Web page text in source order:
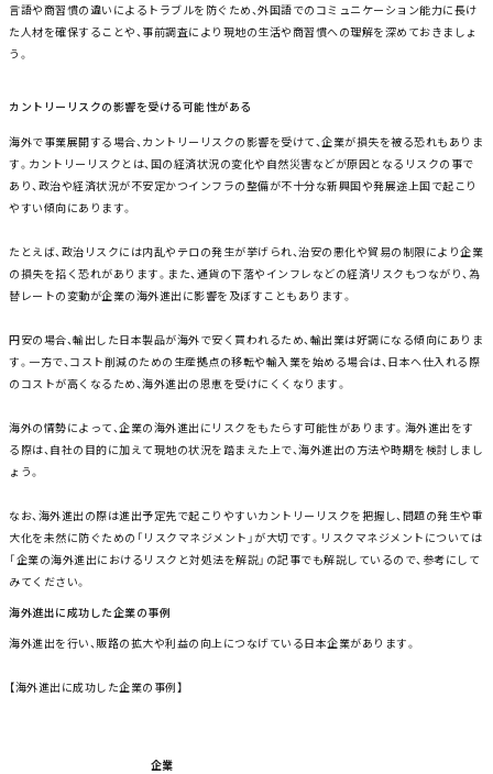
言語や商習慣の違いによるトラブルを防ぐため、外国語でのコミュニケーション能力に長け
た人材を確保することや、事前調査により現地の生活や商習慣への理解を深めておきましょ
う。
カントリーリスクの影響を受ける可能性がある
海外で事業展開する場合、カントリーリスクの影響を受けて、企業が損失を被る恐れもありま
す。カントリーリスクとは、国の経済状況の変化や自然災害などが原因となるリスクの事で
あり、政治や経済状況が不安定かつインフラの整備が不十分な新興国や発展途上国で起こり
やすい傾向にあります。
たとえば、政治リスクには内乱やテロの発生が挙げられ、治安の悪化や貿易の制限により企業
の損失を招く恐れがあります。また、通貨の下落やインフレなどの経済リスクもつながり、為
替レートの変動が企業の海外進出に影響を及ぼすこともあります。
円安の場合、輸出した日本製品が海外で安く買われるため、輸出業は好調になる傾向にありま
す。一方で、コスト削減のための生産拠点の移転や輸入業を始める場合は、日本へ仕入れる際
のコストが高くなるため、海外進出の恩恵を受けにくくなります。
海外の情勢によって、企業の海外進出にリスクをもたらす可能性があります。海外進出をす
る際は、自社の目的に加えて現地の状況を踏まえた上で、海外進出の方法や時期を検討しまし
ょう。
なお、海外進出の際は進出予定先で起こりやすいカントリーリスクを把握し、問題の発生や重
大化を未然に防ぐための「リスクマネジメント」が大切です。リスクマネジメントについては
「企業の海外進出におけるリスクと対処法を解説」の記事でも解説しているので、参考にして
みてください。
海外進出に成功した企業の事例
海外進出を行い、販路の拡大や利益の向上につなげている日本企業があります。
【海外進出に成功した企業の事例】
企業